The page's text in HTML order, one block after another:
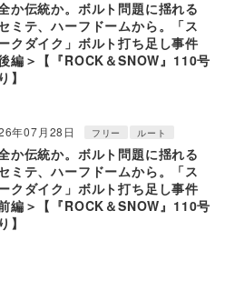
か伝統か。ボルト問題に揺れる
ミテ、ハーフドームから。「ス
クダイク」ボルト打ち足し事件
編＞【『ROCK＆SNOW』110号
】
年07月28日 フリー ルート
か伝統か。ボルト問題に揺れる
ミテ、ハーフドームから。「ス
クダイク」ボルト打ち足し事件
編＞【『ROCK＆SNOW』110号
】